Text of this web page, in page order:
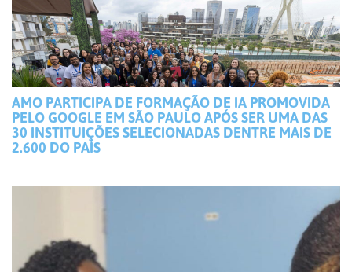
AMO PARTICIPA DE FORMAÇÃO DE IA PROMOVIDA
PELO GOOGLE EM SÃO PAULO APÓS SER UMA DAS
30 INSTITUIÇÕES SELECIONADAS DENTRE MAIS DE
2.600 DO PAÍS